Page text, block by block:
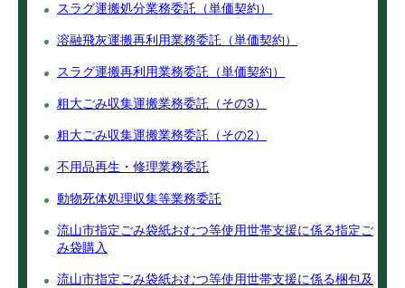
スラグ運搬処分業務委託（単価契約）
溶融飛灰運搬再利用業務委託（単価契約）
スラグ運搬再利用業務委託（単価契約）
粗大ごみ収集運搬業務委託（その3）
粗大ごみ収集運搬業務委託（その2）
不用品再生・修理業務委託
動物死体処理収集等業務委託
流山市指定ごみ袋紙おむつ等使用世帯支援に係る指定ご
み袋購入
流山市指定ごみ袋紙おむつ等使用世帯支援に係る梱包及